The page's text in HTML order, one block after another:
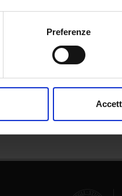
anche:
sulla tua posizione
in qualsiasi momento
Preferenze